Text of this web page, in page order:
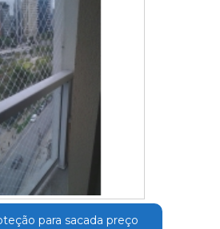
para sacada preço